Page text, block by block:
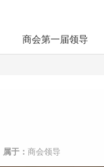
商会第一届领导
属于： 商会领导